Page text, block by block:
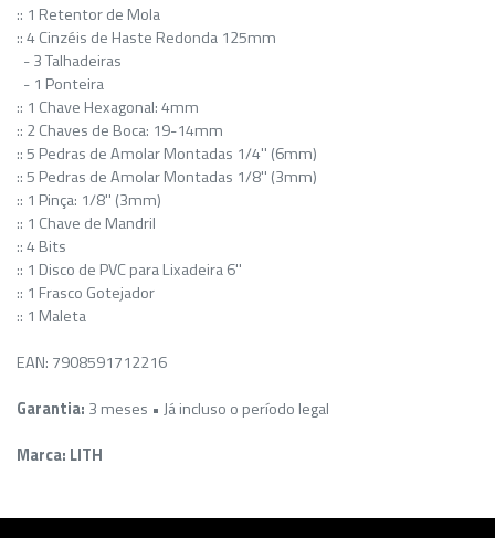
:: 1 Retentor de Mola
:: 4 Cinzéis de Haste Redonda 125mm
- 3 Talhadeiras
- 1 Ponteira
:: 1 Chave Hexagonal: 4mm
:: 2 Chaves de Boca: 19-14mm
:: 5 Pedras de Amolar Montadas 1/4'' (6mm)
:: 5 Pedras de Amolar Montadas 1/8'' (3mm)
:: 1 Pinça: 1/8'' (3mm)
:: 1 Chave de Mandril
:: 4 Bits
:: 1 Disco de PVC para Lixadeira 6''
:: 1 Frasco Gotejador
:: 1 Maleta
EAN: 7908591712216
Garantia: 3 meses • Já incluso o período legal
Marca: LITH